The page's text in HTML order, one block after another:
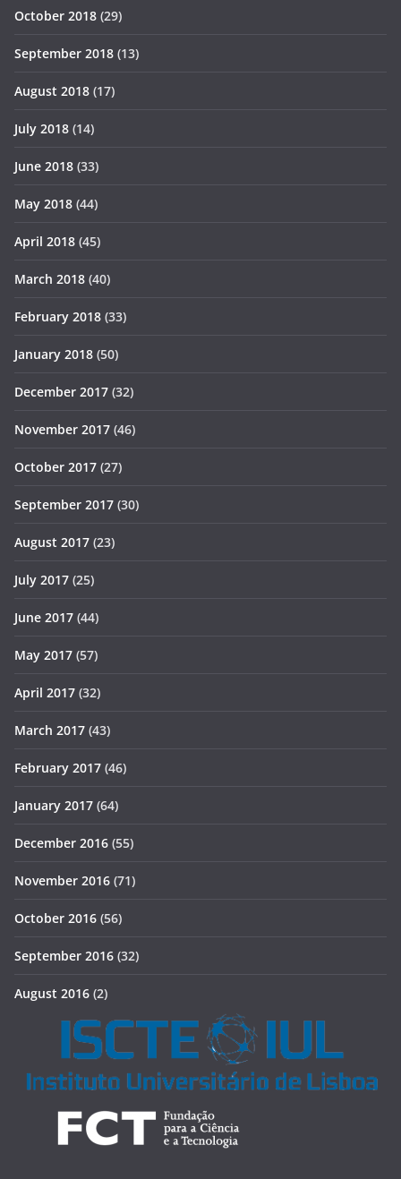
October 2018 (29)
September 2018 (13)
August 2018 (17)
July 2018 (14)
June 2018 (33)
May 2018 (44)
April 2018 (45)
March 2018 (40)
February 2018 (33)
January 2018 (50)
December 2017 (32)
November 2017 (46)
October 2017 (27)
September 2017 (30)
August 2017 (23)
July 2017 (25)
June 2017 (44)
May 2017 (57)
April 2017 (32)
March 2017 (43)
February 2017 (46)
January 2017 (64)
December 2016 (55)
November 2016 (71)
October 2016 (56)
September 2016 (32)
August 2016 (2)